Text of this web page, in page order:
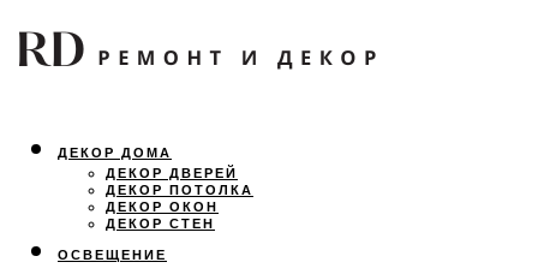
ДЕКОР ДОМА
ДЕКОР ДВЕРЕЙ
ДЕКОР ПОТОЛКА
ДЕКОР ОКОН
ДЕКОР СТЕН
ОСВЕЩЕНИЕ